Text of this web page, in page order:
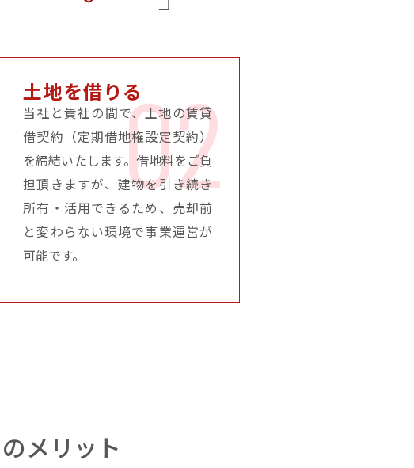
02
土地を借りる
当社と貴社の間で、土地の賃貸
借契約（定期借地権設定契約）
を締結いたします。借地料をご負
担頂きますが、建物を引き続き
所有・活用できるため、売却前
と変わらない環境で事業運営が
可能です。
のメリット